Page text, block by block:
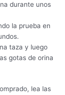
durante unos
la prueba en
taza y luego
gotas de orina
lea las